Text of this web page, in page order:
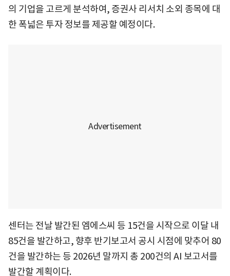
의 기업을 고르게 분석하여, 증권사 리서치 소외 종목에 대
한 폭넓은 투자 정보를 제공할 예정이다.
센터는 전날 발간된 엠에스씨 등 15건을 시작으로 이달 내
85건을 발간하고, 향후 반기보고서 공시 시점에 맞추어 80
건을 발간하는 등 2026년 말까지 총 200건의 AI 보고서를
발간할 계획이다.